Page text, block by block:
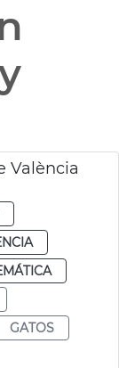
València
GATOS